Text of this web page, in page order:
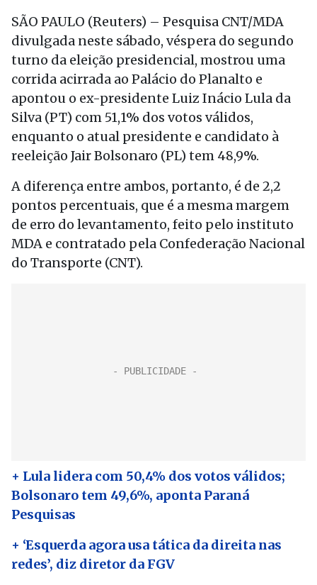
SÃO PAULO (Reuters) – Pesquisa CNT/MDA
divulgada neste sábado, véspera do segundo
turno da eleição presidencial, mostrou uma
corrida acirrada ao Palácio do Planalto e
apontou o ex-presidente Luiz Inácio Lula da
Silva (PT) com 51,1% dos votos válidos,
enquanto o atual presidente e candidato à
reeleição Jair Bolsonaro (PL) tem 48,9%.
A diferença entre ambos, portanto, é de 2,2
pontos percentuais, que é a mesma margem
de erro do levantamento, feito pelo instituto
MDA e contratado pela Confederação Nacional
do Transporte (CNT).
+ Lula lidera com 50,4% dos votos válidos;
Bolsonaro tem 49,6%, aponta Paraná
Pesquisas
+ ‘Esquerda agora usa tática da direita nas
redes’, diz diretor da FGV